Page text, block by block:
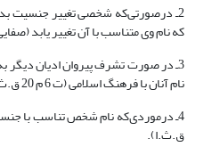
2ـ درصورتی‌که شخصی تغییر جنسیت
که نام وی متناسب با آن تغییر یابد (صفایی، 1393:
3ـ در صورت تشرف پیروان ادیان
نام آنان با فرهنگ اسلامی (ت 6 م 20 ق.ث.ا).
ق.ث.ا).